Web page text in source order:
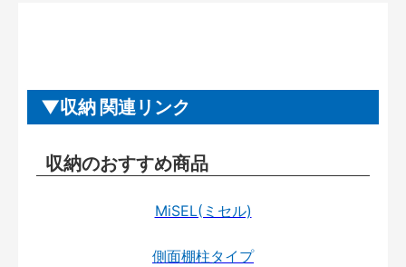
収納 関連リンク
収納のおすすめ商品
MiSEL(ミセル)
側面棚柱タイプ